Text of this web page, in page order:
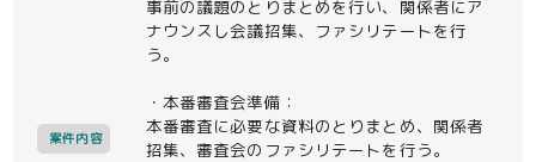
案件内容
事前の議題のとりまとめを行い、関係者にア
ナウンスし会議招集、ファシリテートを行
う。
・本番審査会準備：
本番審査に必要な資料のとりまとめ、関係者
招集、審査会のファシリテートを行う。